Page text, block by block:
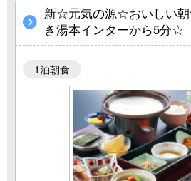
新☆元気の源☆おいしい
き湯本インターから5分☆
1泊朝食